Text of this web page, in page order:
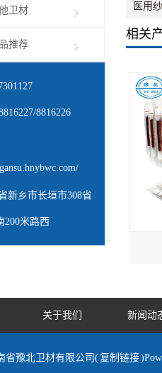
卫材
推荐
8816226
新乡市长垣市308省
200米路西
医用
相关
关于我们 新闻动
省豫北卫材有限公司(复制链接